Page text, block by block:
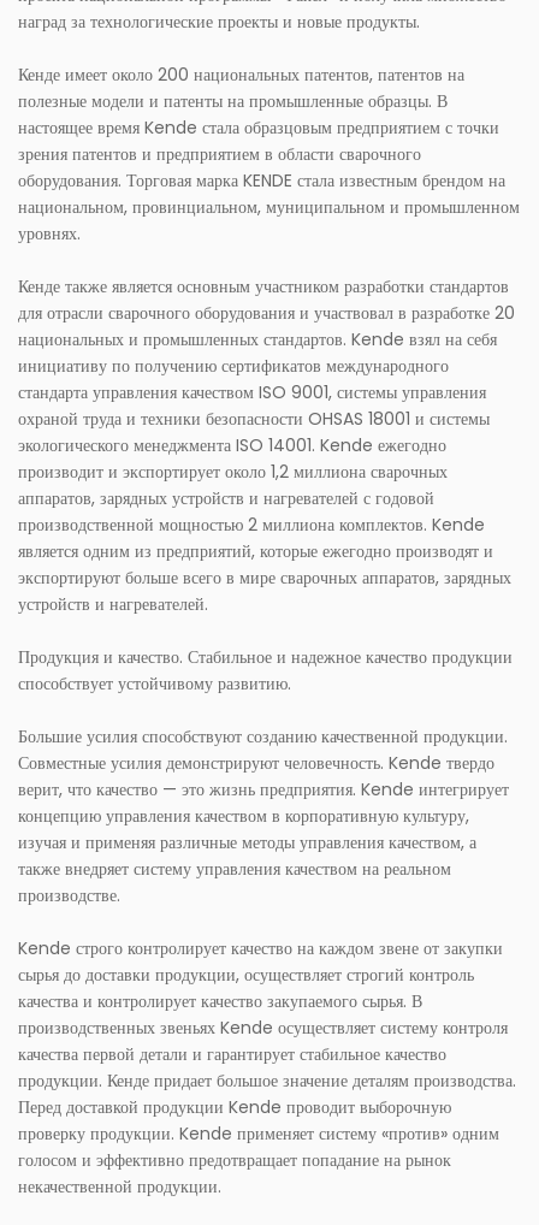
наград за технологические проекты и новые продукты.
Кенде имеет около 200 национальных патентов, патентов на
полезные модели и патенты на промышленные образцы. В
настоящее время Kende стала образцовым предприятием с точки
зрения патентов и предприятием в области сварочного
оборудования. Торговая марка KENDE стала известным брендом на
национальном, провинциальном, муниципальном и промышленном
уровнях.
Кенде также является основным участником разработки стандартов
для отрасли сварочного оборудования и участвовал в разработке 20
национальных и промышленных стандартов. Kende взял на себя
инициативу по получению сертификатов международного
стандарта управления качеством ISO 9001, системы управления
охраной труда и техники безопасности OHSAS 18001 и системы
экологического менеджмента ISO 14001. Kende ежегодно
производит и экспортирует около 1,2 миллиона сварочных
аппаратов, зарядных устройств и нагревателей с годовой
производственной мощностью 2 миллиона комплектов. Kende
является одним из предприятий, которые ежегодно производят и
экспортируют больше всего в мире сварочных аппаратов, зарядных
устройств и нагревателей.
Продукция и качество. Стабильное и надежное качество продукции
способствует устойчивому развитию.
Большие усилия способствуют созданию качественной продукции.
Совместные усилия демонстрируют человечность. Kende твердо
верит, что качество — это жизнь предприятия. Kende интегрирует
концепцию управления качеством в корпоративную культуру,
изучая и применяя различные методы управления качеством, а
также внедряет систему управления качеством на реальном
производстве.
Kende строго контролирует качество на каждом звене от закупки
сырья до доставки продукции, осуществляет строгий контроль
качества и контролирует качество закупаемого сырья. В
производственных звеньях Kende осуществляет систему контроля
качества первой детали и гарантирует стабильное качество
продукции. Кенде придает большое значение деталям производства.
Перед доставкой продукции Kende проводит выборочную
проверку продукции. Kende применяет систему «против» одним
голосом и эффективно предотвращает попадание на рынок
некачественной продукции.